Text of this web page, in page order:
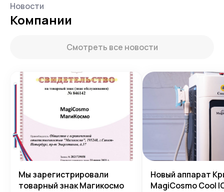
Новости
Компании
Смотреть все новости
Мы зарегистрировали
товарный знак Магикосмо
Новый аппарат
MagiCosmo Cool